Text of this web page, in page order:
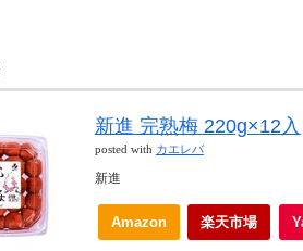
新進 完熟梅 220g×12入
posted with カエレバ
新進
Amazon 楽天市場